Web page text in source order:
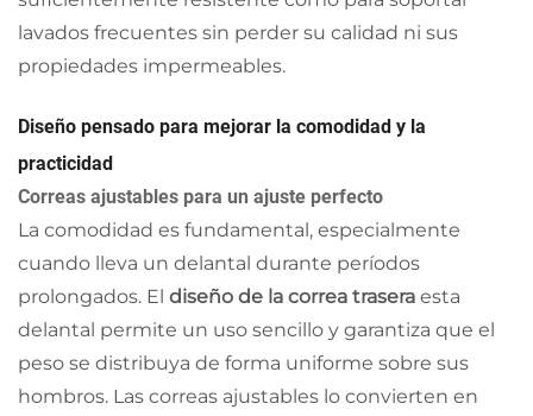
lavados frecuentes sin perder su calidad ni sus
propiedades impermeables.
Diseño pensado para mejorar la comodidad y la
practicidad
Correas ajustables para un ajuste perfecto
La comodidad es fundamental, especialmente
cuando lleva un delantal durante períodos
prolongados. El diseño de la correa trasera esta
delantal permite un uso sencillo y garantiza que el
peso se distribuya de forma uniforme sobre sus
hombros. Las correas ajustables lo convierten en